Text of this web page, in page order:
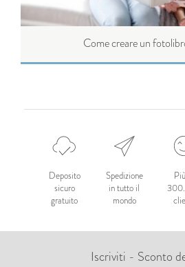
Come creare un
Deposito
sicuro
gratuito
Spedizione
in tutto il
mondo
Iscriviti - Sconto